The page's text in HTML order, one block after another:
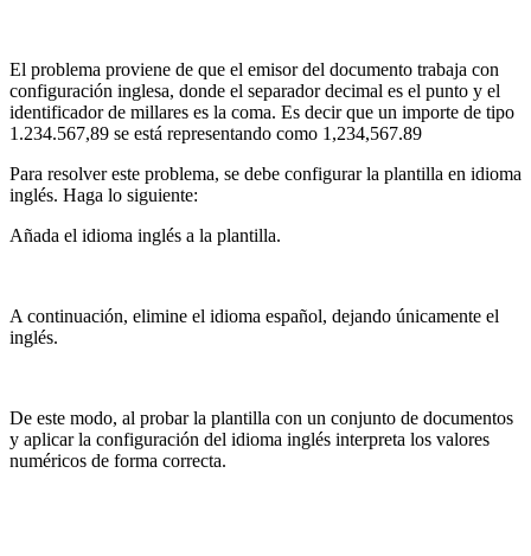
El problema proviene de que el emisor del documento trabaja con
configuración inglesa, donde el separador decimal es el punto y el
identificador de millares es la coma. Es decir que un importe de tipo
1.234.567,89 se está representando como 1,234,567.89
Para resolver este problema, se debe configurar la plantilla en idioma
inglés. Haga lo siguiente:
Añada el idioma inglés a la plantilla.
A continuación, elimine el idioma español, dejando únicamente el
inglés.
De este modo, al probar la plantilla con un conjunto de documentos
y aplicar la configuración del idioma inglés interpreta los valores
numéricos de forma correcta.